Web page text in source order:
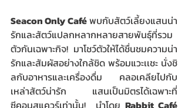
Seacon Only Café พบกับสัตว์เลี้ยงแสนน่า
รักและสัตว์แปลกหลากหลายสายพันธุ์ที่รวม
ตัวกันเฉพาะกิจ! มาโชว์ตัวให้ได้ชื่นชมความน่า
รักและสัมผัสอย่างใกล้ชิด พร้อมแวะเเชะ นั่งชิ
ลกับอาหารและเครื่องดื่ม คลอเคลียไปกับ
เหล่าสัตว์น่ารัก แสนเป็นมิตรได้เฉพาะที่
ซีคอนสแควร์เท่านั้น!  นำโดย Rabbit Café